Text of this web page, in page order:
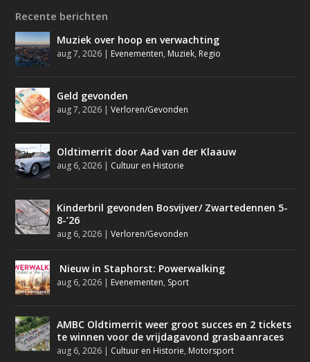
Recente berichten
Muziek over hoop en verwachting
aug 7, 2026 | Evenementen, Muziek, Regio
Geld gevonden
aug 7, 2026 |Verloren/Gevonden
Oldtimerrit door Aad van der Klaauw
aug 6, 2026 | Cultuur en Historie
Kinderbril gevonden Bosvijver/ Zwartedennen 5-
8-’26
aug 6, 2026 |Verloren/Gevonden
Nieuw in Staphorst: Powerwalking
aug 6, 2026 | Evenementen, Sport
AMBC Oldtimerrit weer groot succes en 2 tickets
te winnen voor de vrijdagavond grasbaanraces
aug 6, 2026 | Cultuur en Historie, Motorsport